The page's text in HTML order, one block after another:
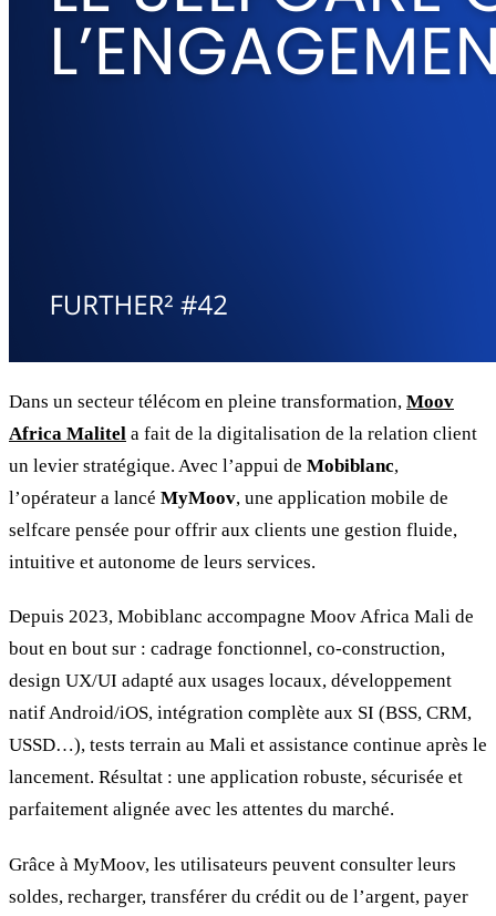
Dans un secteur télécom en pleine transformation, Moov
Africa Malitel a fait de la digitalisation de la relation client
un levier stratégique. Avec l’appui de Mobiblanc,
l’opérateur a lancé MyMoov, une application mobile de
selfcare pensée pour offrir aux clients une gestion fluide,
intuitive et autonome de leurs services.
Depuis 2023, Mobiblanc accompagne Moov Africa Mali de
bout en bout sur : cadrage fonctionnel, co-construction,
design UX/UI adapté aux usages locaux, développement
natif Android/iOS, intégration complète aux SI (BSS, CRM,
USSD…), tests terrain au Mali et assistance continue après le
lancement. Résultat : une application robuste, sécurisée et
parfaitement alignée avec les attentes du marché.
Grâce à MyMoov, les utilisateurs peuvent consulter leurs
soldes, recharger, transférer du crédit ou de l’argent, payer